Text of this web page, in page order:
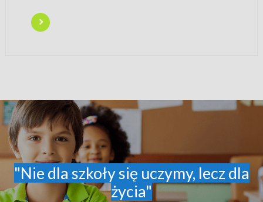
"Nie dla szkoły się uczymy, lecz dla
życia"